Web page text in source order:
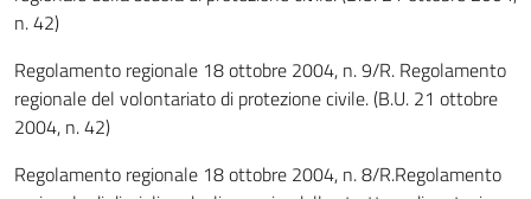
n. 42)
Regolamento regionale 18 ottobre 2004, n. 9/R. Regolamento
regionale del volontariato di protezione civile. (B.U. 21 ottobre
2004, n. 42)
Regolamento regionale 18 ottobre 2004, n. 8/R.Regolamento